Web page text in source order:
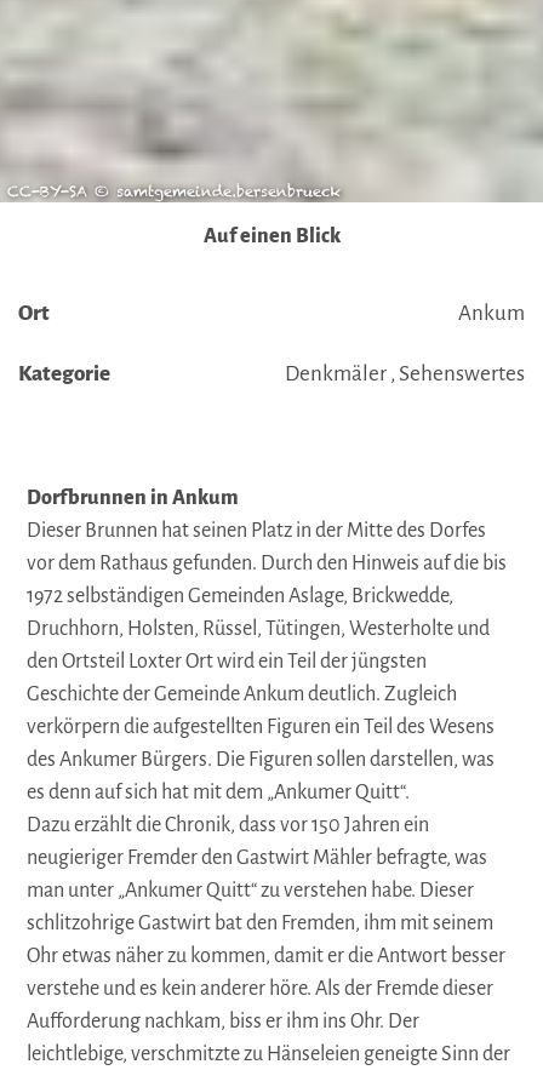
CC-BY-SA © samtgemeinde.bersenbrueck
Auf einen Blick
Ort Ankum
Kategorie Denkmäler , Sehenswertes
Dorfbrunnen in Ankum
Dieser Brunnen hat seinen Platz in der Mitte des Dorfes
vor dem Rathaus gefunden. Durch den Hinweis auf die bis
1972 selbständigen Gemeinden Aslage, Brickwedde,
Druchhorn, Holsten, Rüssel, Tütingen, Westerholte und
den Ortsteil Loxter Ort wird ein Teil der jüngsten
Geschichte der Gemeinde Ankum deutlich. Zugleich
verkörpern die aufgestellten Figuren ein Teil des Wesens
des Ankumer Bürgers. Die Figuren sollen darstellen, was
es denn auf sich hat mit dem „Ankumer Quitt“.
Dazu erzählt die Chronik, dass vor 150 Jahren ein
neugieriger Fremder den Gastwirt Mähler befragte, was
man unter „Ankumer Quitt“ zu verstehen habe. Dieser
schlitzohrige Gastwirt bat den Fremden, ihm mit seinem
Ohr etwas näher zu kommen, damit er die Antwort besser
verstehe und es kein anderer höre. Als der Fremde dieser
Aufforderung nachkam, biss er ihm ins Ohr. Der
leichtlebige, verschmitzte zu Hänseleien geneigte Sinn der